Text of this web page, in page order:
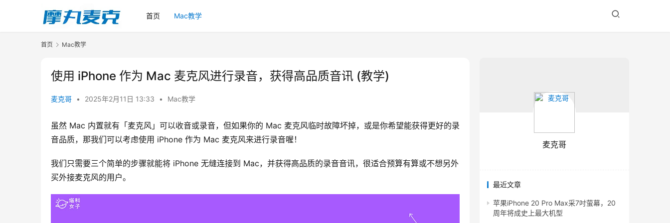
首页 Mac教学
首页 Mac教学
使用 iPhone 作为 Mac 麦克风进行录音，获得高品质音讯 (教学)
麦克哥 • 2025年2月11日 13:33 • Mac教学
虽然 Mac 内置就有「麦克风」可以收音或录音，但如果你的 Mac 麦克风临时故障坏掉，或是你希望能获得更好的录
音品质，那我们可以考虑使用 iPhone 作为 Mac 麦克风来进行录音喔！
我们只需要三个简单的步骤就能将 iPhone 无缝连接到 Mac，并获得高品质的录音音讯，很适合预算有算或不想另外
买外接麦克风的用户。
麦克哥
最近文章
苹果iPhone 20 Pro Max采7吋萤幕，20
周年将成史上最大机型